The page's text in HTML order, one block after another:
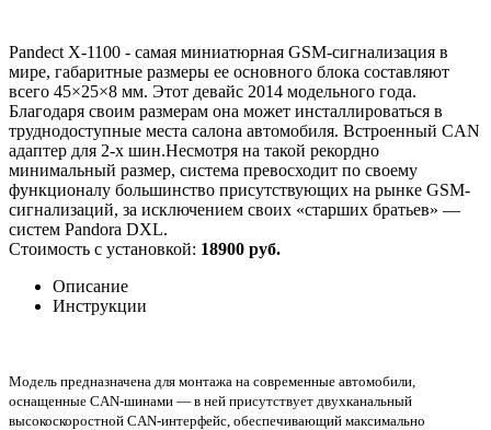
Pandect X-1100 - самая миниатюрная GSM-сигнализация в
мире, габаритные размеры ее основного блока составляют
всего 45×25×8 мм. Этот девайс 2014 модельного года.
Благодаря своим размерам она может инсталлироваться в
труднодоступные места салона автомобиля. Встроенный CAN
адаптер для 2-х шин.Несмотря на такой рекордно
минимальный размер, система превосходит по своему
функционалу большинство присутствующих на рынке GSM-
сигнализаций, за исключением своих «старших братьев» —
систем Pandora DXL.
Стоимость с установкой: 18900 руб.
Описание
Инструкции
Модель предназначена для монтажа на современные автомобили,
оснащенные CAN-шинами — в ней присутствует двухканальный
высокоскоростной CAN-интерфейс, обеспечивающий максимально